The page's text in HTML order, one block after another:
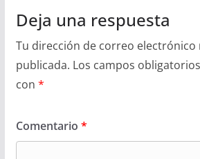
Deja una respuesta
Tu dirección de correo electrónico
publicada. Los campos
con *
Comentario *